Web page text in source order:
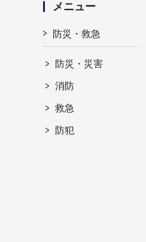
メニュー
防災・救急
防災・災害
消防
救急
防犯